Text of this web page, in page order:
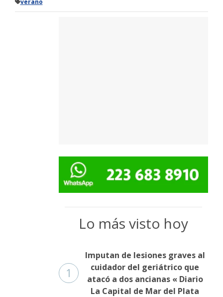
verano
Lo más visto hoy
1
Imputan de lesiones graves al
cuidador del geriátrico que
atacó a dos ancianas « Diario
La Capital de Mar del Plata